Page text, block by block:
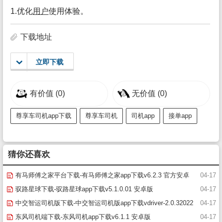
1.优化用户使用体验。
下载地址
立即下载
有价值 (0) 无价值 (0)
尊享车司机app下载 尊享车司机 司机app 接单app
猜你还喜欢
04-17
有马师傅之家平台下载-有马师傅之家app下载v6.2.3 官方安卓
版
04-17
驭路星球下载-驭路星球app下载v5.1.0.01 安卓版
04-17
中交智运司机版下载-中交智运司机版app下载vdriver-2.0.32022
0328 安卓版
04-17
东风司机端下载-东风司机app下载v6.1.1 安卓版